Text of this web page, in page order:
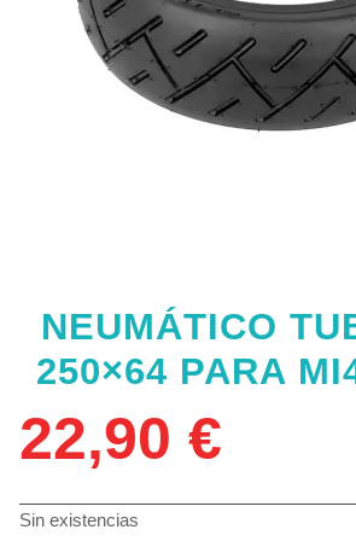
NEUMÁTICO
250×64 PARA
22,90 €
Sin existencias